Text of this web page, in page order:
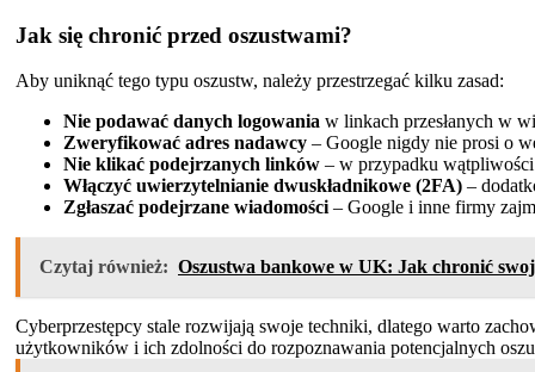
Jak się chronić przed oszustwami?
Aby uniknąć tego typu oszustw, należy przestrzegać kilku zasad:
Nie podawać danych logowania w linkach przesłanych w
Zweryfikować adres nadawcy – Google nigdy nie prosi o
Nie klikać podejrzanych linków – w przypadku
Włączyć uwierzytelnianie dwuskładnikowe (2FA) –
Zgłaszać podejrzane wiadomości – Google i inne firmy
Czytaj również: Oszustwa bankowe w UK: Jak chronić
Cyberprzestępcy stale rozwijają swoje techniki, dlatego warto
użytkowników i ich zdolności do rozpoznawania potencjalnych